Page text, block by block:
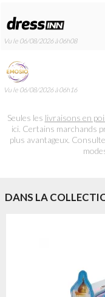
Vu le 06/08/2026 à 06h08
Vu le 06/08/2026 à 06h16
Seules les livraisons en
ici. Certains marchands
plus avantageux.
DANS LA